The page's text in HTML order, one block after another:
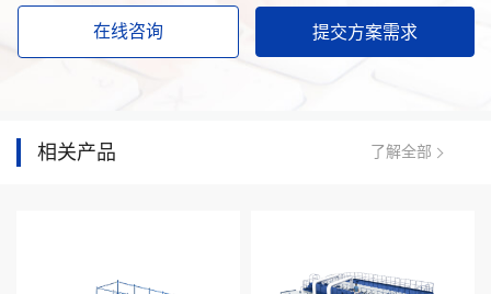
在线咨询
相关产品 了解全部